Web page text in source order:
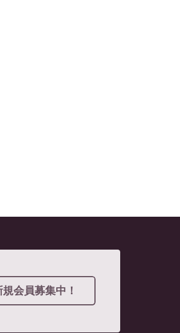
会員募集中！